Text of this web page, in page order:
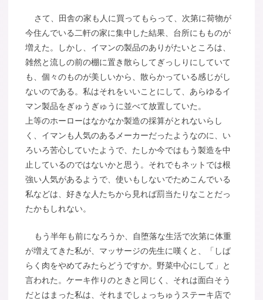
さて、田舎の家も人に買ってもらって、次第に荷物が
今住んでいる二軒の家に集中した結果、台所にもものが
増えた。しかし、イマンの製品のありがたいところは、
雑然と流しの前の棚に置き散らしてぎっしりにしていて
も、個々のものが美しいから、散らかっている感じがし
ないのである。私はそれをいいことにして、あらゆるイ
マン製品をぎゅうぎゅうに並べて放置していた。
上等のホーローはなかなか製造の採算がとれないらし
く、イマンも人気のあるメーカーだったようなのに、い
ろいろ苦心していたようで、たしか今ではもう製造を中
止しているのではないかと思う。それでもネットでは根
強い人気があるようで、使いもしないでためこんでいる
私などは、好きな人たちから見れば罰当たりなことだっ
たかもしれない。
もう半年も前になろうか、自堕落な生活で次第に体重
が増えてきた私が、マッサージの先生に嘆くと、「しば
らく肉をやめてみたらどうですか。野菜中心にして」と
言われた。ケーキ作りのときと同じく、それは面白そう
だとはまった私は、それまでしょっちゅうステーキ店で